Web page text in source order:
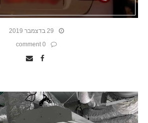
29 בדצמבר 2019
0 comment